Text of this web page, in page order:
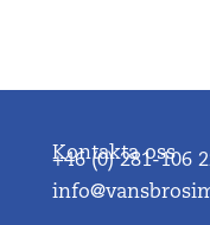
Kontakta oss
+46 (0) 281-106